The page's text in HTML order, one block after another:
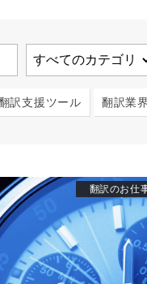
訳支援ツール 翻訳業界
翻訳のお仕